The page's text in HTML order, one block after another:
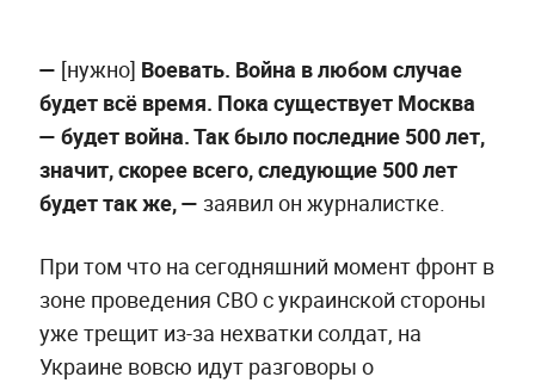
— [нужно] Воевать. Война в любом случае
будет всё время. Пока существует Москва
— будет война. Так было последние 500 лет,
значит, скорее всего, следующие 500 лет
будет так же, — заявил он журналистке.
При том что на сегодняшний момент фронт в
зоне проведения СВО с украинской стороны
уже трещит из-за нехватки солдат, на
Украине вовсю идут разговоры о